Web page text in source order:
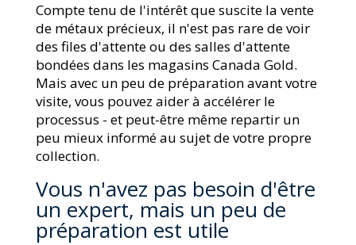
Compte tenu de l'intérêt que suscite la vente
de métaux précieux, il n'est pas rare de voir
des files d'attente ou des salles d'attente
bondées dans les magasins Canada Gold.
Mais avec un peu de préparation avant votre
visite, vous pouvez aider à accélérer le
processus - et peut-être même repartir un
peu mieux informé au sujet de votre propre
collection.
Vous n'avez pas besoin d'être
un expert, mais un peu de
préparation est utile